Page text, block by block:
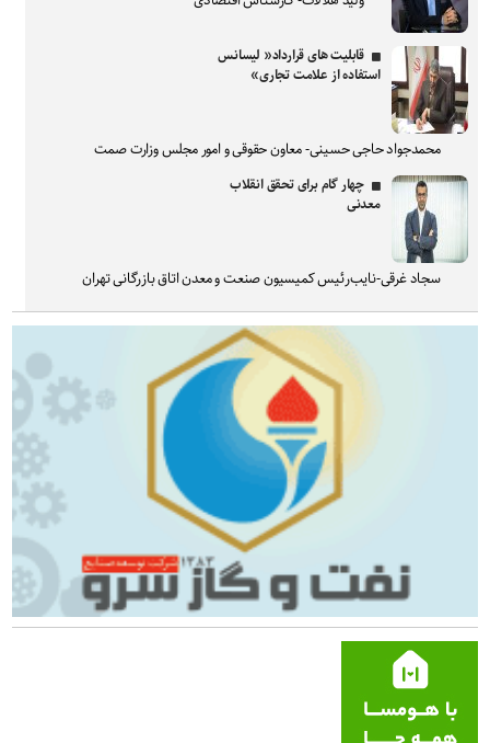
قابلیت های قرارداد« لیسانس
استفاده از علامت تجاری»
محمدجواد حاجی حسینی- معاون حقوقی و امور مجلس وزارت صمت
چهار گام برای تحقق انقلاب
معدنی
سجاد غرقی-نایب‌رئیس کمیسیون صنعت و معدن اتاق بازرگانی تهران